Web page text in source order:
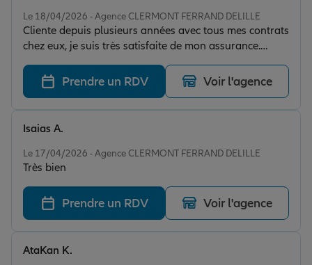
Le 18/04/2026 - Agence CLERMONT FERRAND DELILLE
Cliente depuis plusieurs années avec tous mes contrats
chez eux, je suis très satisfaite de mon assurance.
Personnel à l’écoute et très professionnel,
accompagnement efficace et des tarifs très corrects. Je
recommande sans hésitation !
Prendre un RDV Voir l'agence
Le 17/04/2026 - Agence CLERMONT FERRAND DELILLE
Très bien
Isaias A.
Prendre un RDV Voir l'agence
AtaKan K.